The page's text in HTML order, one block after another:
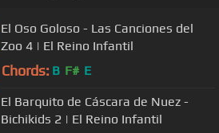
El Oso Goloso - Las Canciones del
Zoo 4 | El Reino Infantil
Chords: B F# E
El Barquito de Cáscara de Nuez -
Bichikids 2 | El Reino Infantil